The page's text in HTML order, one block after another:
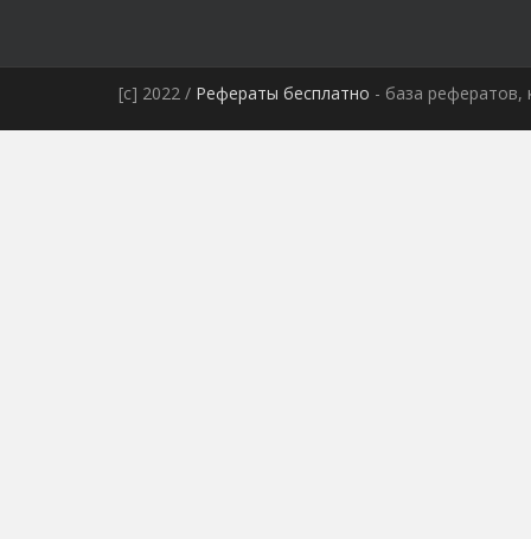
[c] 2022 / Рефераты бесплатно - база рефератов,